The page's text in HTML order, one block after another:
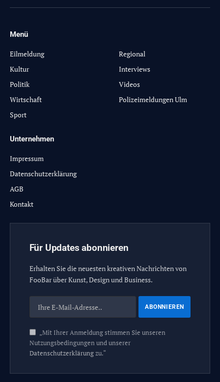
(Twitter)
Menü
Eilmeldung
Kultur
Politik
Wirtschaft
Sport
Regional
Interviews
Videos
Polizeimeldungen Ulm
Unternehmen
Impressum
Datenschutzerklärung
AGB
Kontakt
Für Updates abonnieren
Erhalten Sie die neuesten kreativen Nachrichten von
FooBar über Kunst, Design und Business.
„Mit Ihrer Anmeldung stimmen Sie unseren
Nutzungsbedingungen und unserer
Datenschutzerklärungzu.“